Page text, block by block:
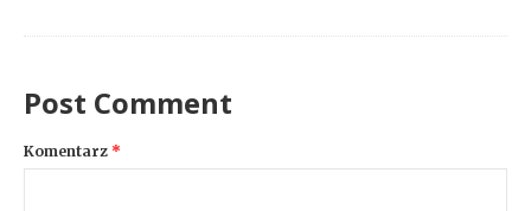
Post Comment
Komentarz *